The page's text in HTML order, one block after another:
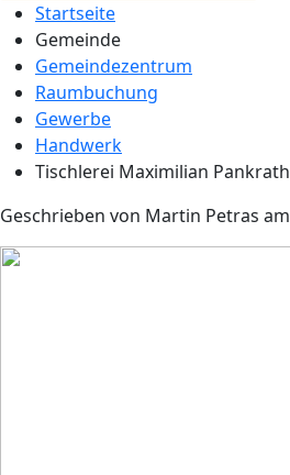
Startseite
Gemeinde
Gemeindezentrum
Raumbuchung
Gewerbe
Handwerk
Tischlerei Maximilian Pankrath
Geschrieben von Martin Petras am